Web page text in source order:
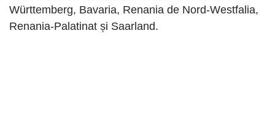
Württemberg, Bavaria, Renania de Nord-Westfalia,
Renania-Palatinat și Saarland.